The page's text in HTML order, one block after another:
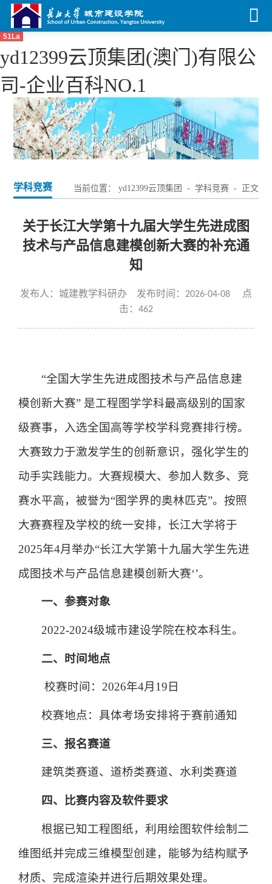
51La
yd12399云顶集团(澳门)有限公
司-企业百科NO.1
学科竞赛 当前位置： yd12399云顶集团 - 学科竞赛- 正文
关于长江大学第十九届大学生先进成图
技术与产品信息建模创新大赛的补充通
知
发布人：城建教学科研办 发布时间：2026-04-08 点
击： 462
“全国大学生先进成图技术与产品信息建
模创新大赛” 是工程图学学科最高级别的国家
级赛事，入选全国高等学校学科竞赛排行榜。
大赛致力于激发学生的创新意识，强化学生的
动手实践能力。大赛规模大、参加人数多、竞
赛水平高，被誉为“图学界的奥林匹克”。按照
大赛赛程及学校的统一安排， 长江大学将于
2025年4月举办“长江大学第十九届大学生先进
成图技术与产品信息建模创新大赛‘’。
一、参赛对象
2022-2024级城市建设学院在校本科生。
二、时间地点
校赛时间：2026年4月19日
校赛地点：具体考场安排将于赛前通知
三、 报名赛道
建筑类赛道、 道桥类赛道、 水利类赛道
四、 比赛内容及软件要求
根据已知工程图纸， 利用绘图软件绘制二
维图纸并完成三维模型创建，能够为结构赋予
材质、完成渲染并进行后期效果处理。